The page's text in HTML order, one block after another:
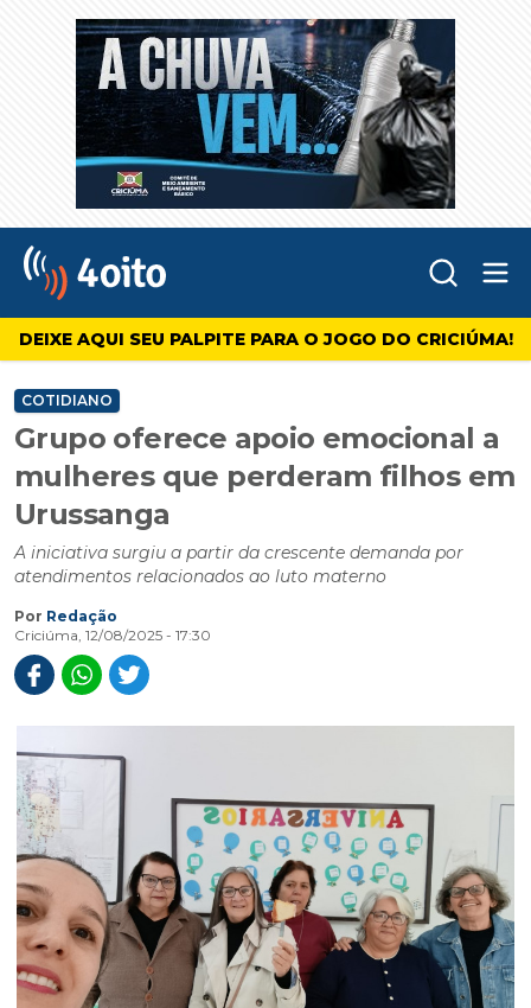
4oito
DEIXE AQUI SEU PALPITE PARA O JOGO DO CRICIÚMA!
COTIDIANO
Grupo oferece apoio emocional a
mulheres que perderam filhos em
Urussanga
A iniciativa surgiu a partir da crescente demanda por
atendimentos relacionados ao luto materno
Por Redação
Criciúma, 12/08/2025 - 17:30